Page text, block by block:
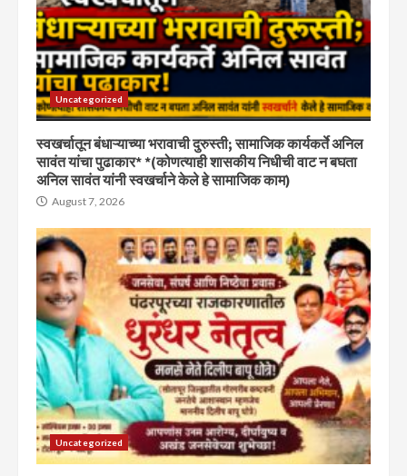
Uncategorized
स्वखर्चातून बंधाऱ्याच्या भरावाची दुरुस्ती; सामाजिक कार्यकर्ते अनिल
सावंत यांचा पुढाकार* *(कोणत्याही शासकीय निधीची वाट न बघता
अनिल सावंत यांनी स्वखर्चाने केले हे सामाजिक काम)
August 7, 2026
Uncategorized